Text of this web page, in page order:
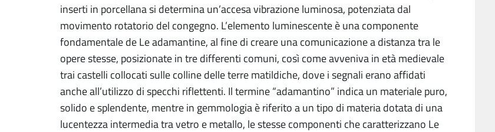
inserti in porcellana si determina un’accesa vibrazione luminosa, potenziata dal
movimento rotatorio del congegno. L’elemento luminescente è una componente
fondamentale de Le adamantine, al fine di creare una comunicazione a distanza tra le
opere stesse, posizionate in tre differenti comuni, così come avveniva in età medievale
trai castelli collocati sulle colline delle terre matildiche, dove i segnali erano affidati
anche all’utilizzo di specchi riflettenti. Il termine “adamantino” indica un materiale puro,
solido e splendente, mentre in gemmologia è riferito a un tipo di materia dotata di una
lucentezza intermedia tra vetro e metallo, le stesse componenti che caratterizzano Le